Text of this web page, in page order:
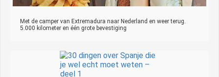
Met de camper van Extremadura naar Nederland en weer terug.
5.000 kilometer en één grote bevestiging